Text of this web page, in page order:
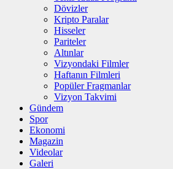
Dövizler
Kripto Paralar
Hisseler
Pariteler
Altınlar
Vizyondaki Filmler
Haftanın Filmleri
Popüler Fragmanlar
Vizyon Takvimi
Gündem
Spor
Ekonomi
Magazin
Videolar
Galeri